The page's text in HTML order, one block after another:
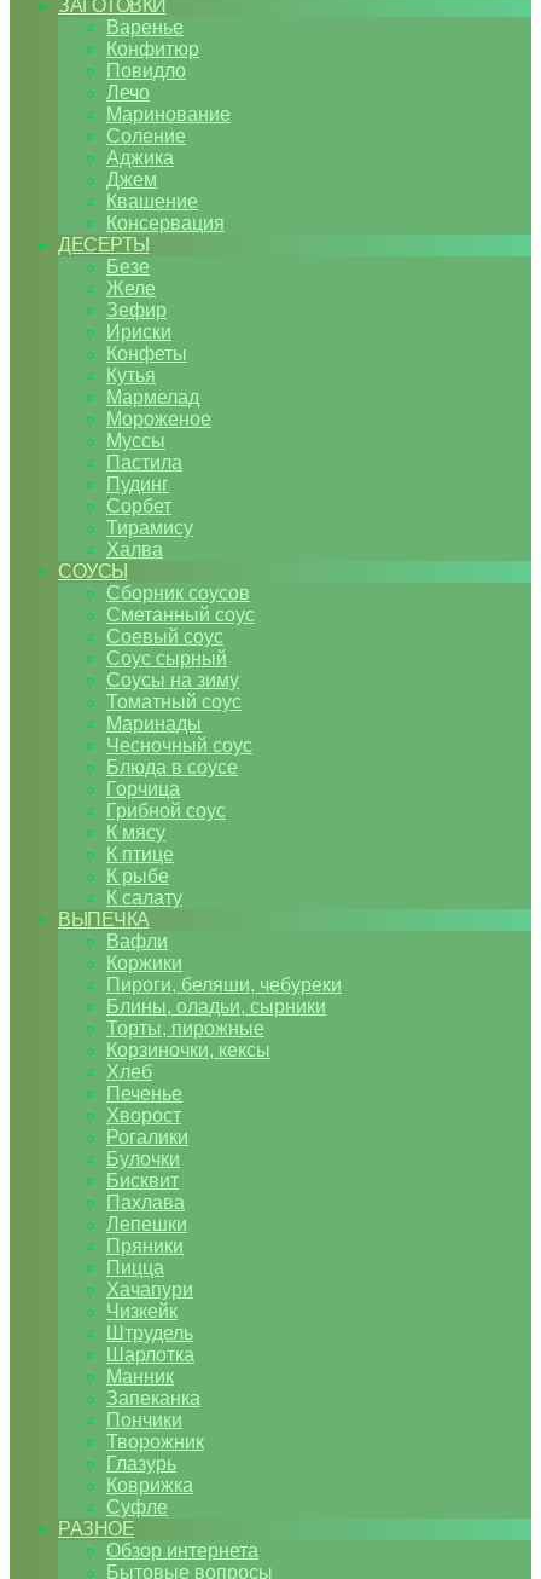
ЗАГОТОВКИ
Варенье
Конфитюр
Повидло
Лечо
Маринование
Соление
Аджика
Джем
Квашение
Консервация
ДЕСЕРТЫ
Безе
Желе
Зефир
Ириски
Конфеты
Кутья
Мармелад
Мороженое
Муссы
Пастила
Пудинг
Сорбет
Тирамису
Халва
СОУСЫ
Сборник соусов
Сметанный соус
Соевый соус
Соус сырный
Соусы на зиму
Томатный соус
Маринады
Чесночный соус
Блюда в соусе
Горчица
Грибной соус
К мясу
К птице
К рыбе
К салату
ВЫПЕЧКА
Вафли
Коржики
Пироги, беляши, чебуреки
Блины, оладьи, сырники
Торты, пирожные
Корзиночки, кексы
Хлеб
Печенье
Хворост
Рогалики
Булочки
Бисквит
Пахлава
Лепешки
Пряники
Пицца
Хачапури
Чизкейк
Штрудель
Шарлотка
Манник
Запеканка
Пончики
Творожник
Глазурь
Коврижка
Суфле
РАЗНОЕ
Обзор интернета
Бытовые вопросы